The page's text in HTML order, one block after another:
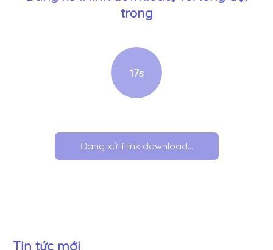
trong
17s
Đang xử lí link download...
Tin tức mới